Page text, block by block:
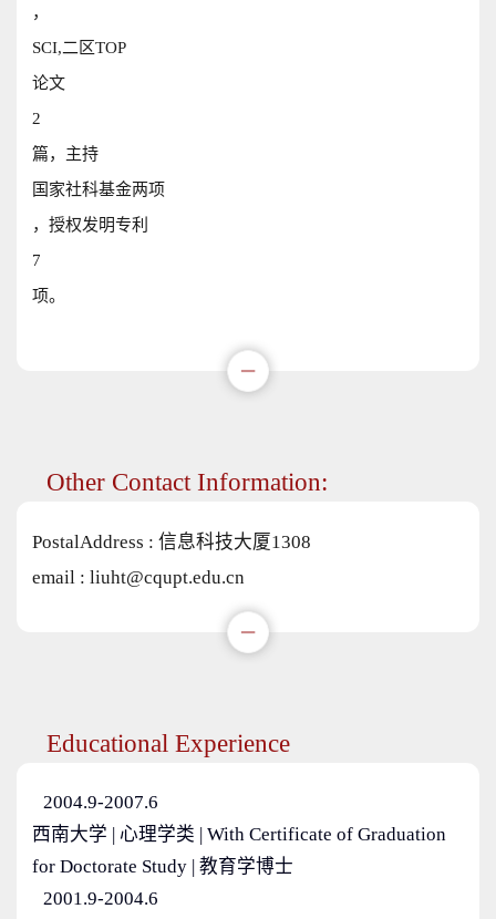
，
SCI,二区TOP
论文
2
篇，主持
国家社科基金两项
，授权发明专利
7
项。
Other Contact Information:
PostalAddress : 信息科技大厦1308
email : liuht@cqupt.edu.cn
Educational Experience
2004.9-2007.6
西南大学 | 心理学类 | With Certificate of Graduation
for Doctorate Study | 教育学博士
2001.9-2004.6